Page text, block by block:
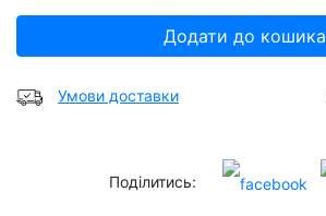
Додати до кошика
Умови доставки
Поділитись: